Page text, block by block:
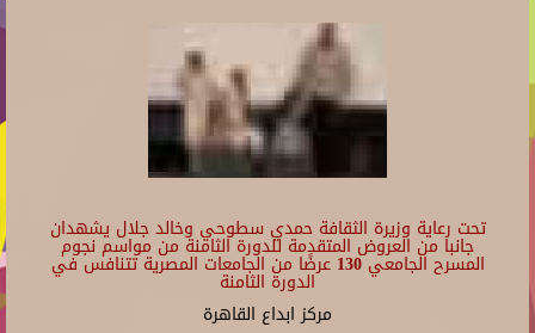
تحت رعاية وزيرة الثقافة حمدي سطوحي وخالد جلال يشهدان
جانبا من العروض المتقدمة للدورة الثامنة من مواسم نجوم
المسرح الجامعي 130 عرضًا من الجامعات المصرية تتنافس في
الدورة الثامنة
مركز ابداع القاهرة